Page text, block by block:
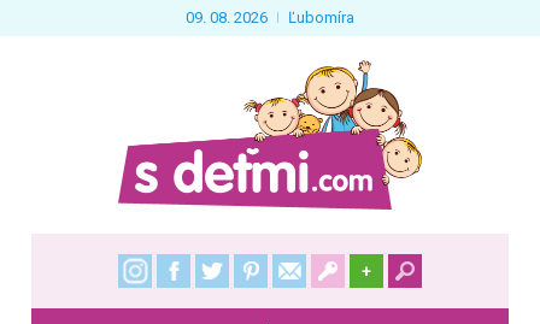
09. 08. 2026 Ľubomíra
+